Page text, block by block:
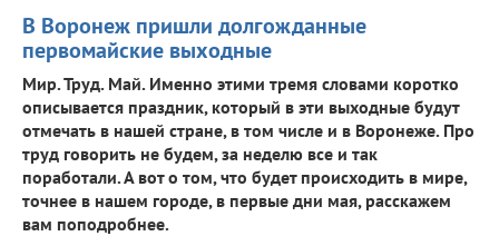
В Воронеж пришли долгожданные
первомайские выходные
Мир. Труд. Май. Именно этими тремя словами коротко
описывается праздник, который в эти выходные будут
отмечать в нашей стране, в том числе и в Воронеже. Про
труд говорить не будем, за неделю все и так
поработали. А вот о том, что будет происходить в мире,
точнее в нашем городе, в первые дни мая, расскажем
вам поподробнее.